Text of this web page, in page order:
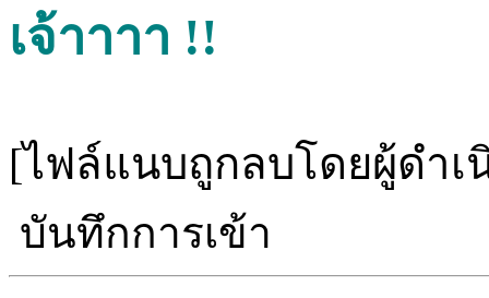
เจ้าาาา !!
[ไฟล์แนบถูกลบโดยผู้ดำเ
บันทึกการเข้า